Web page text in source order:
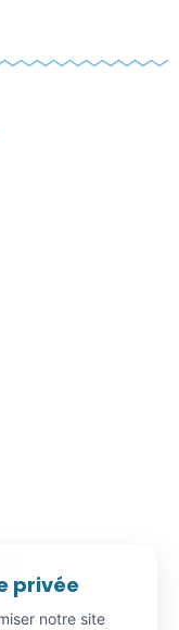
privée
notre site